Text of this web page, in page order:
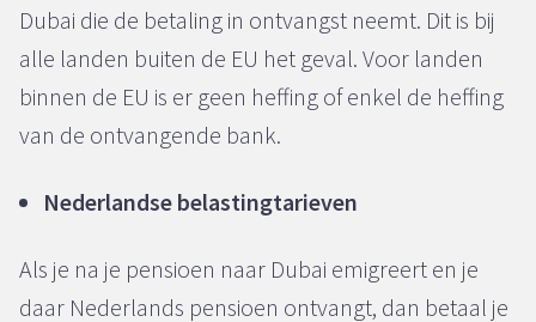
Dubai die de betaling in ontvangst neemt. Dit is bij
alle landen buiten de EU het geval. Voor landen
binnen de EU is er geen heffing of enkel de heffing
van de ontvangende bank.
Nederlandse belastingtarieven
Als je na je pensioen naar Dubai emigreert en je
daar Nederlands pensioen ontvangt, dan betaal je